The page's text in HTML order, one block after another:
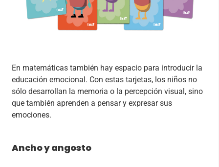
En matemáticas también hay espacio para introducir la
educación emocional. Con estas tarjetas, los niños no
sólo desarrollan la memoria o la percepción visual, sino
que también aprenden a pensar y expresar sus
emociones.
Ancho y angosto